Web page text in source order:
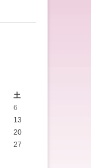
土
6
13
20
27